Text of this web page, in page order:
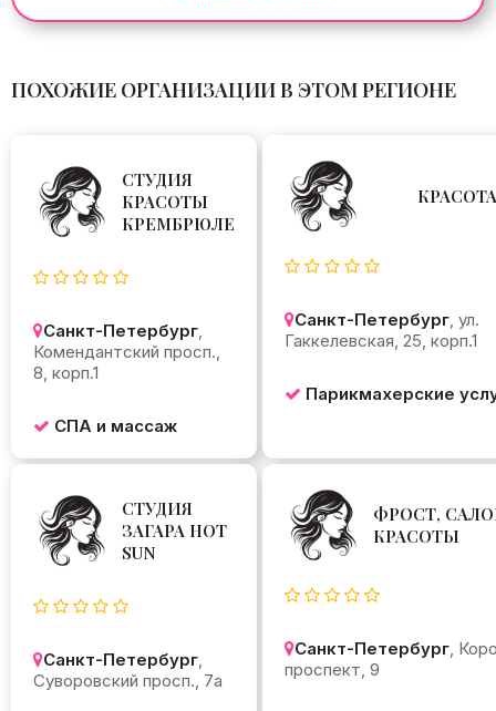
ПОХОЖИЕ ОРГАНИЗАЦИИ В ЭТОМ РЕГИОНЕ
СТУДИЯ
КРАСОТЫ
КРЕМБРЮЛЕ
Санкт-Петербург,
Комендантский просп.,
8, корп.1
СПА и массаж
КРАСОТА
Санкт-Петербург, ул.
Гаккелевская, 25, корп.1
Парикмахерские
СТУДИЯ
ЗАГАРА HOT
SUN
Санкт-Петербург,
Суворовский просп., 7а
ФРОСТ,
КРАСОТЫ
Санкт-Петербург,
проспект, 9